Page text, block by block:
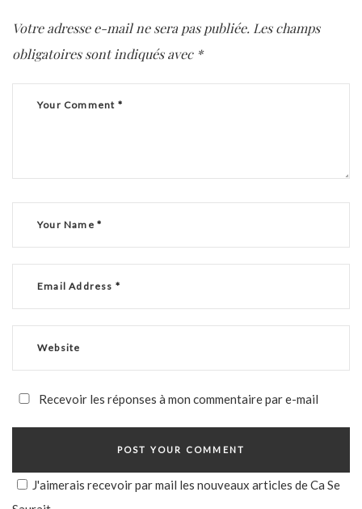
Votre adresse e-mail ne sera pas publiée. Les champs
obligatoires sont indiqués avec *
Recevoir les réponses à mon commentaire par e-mail
J'aimerais recevoir par mail les nouveaux articles de Ca Se